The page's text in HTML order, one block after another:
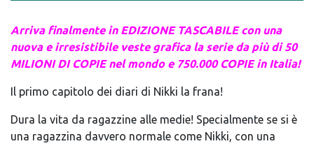
Arriva finalmente in EDIZIONE TASCABILE con una
nuova e irresistibile veste grafica la serie da più di 50
MILIONI DI COPIE nel mondo e 750.000 COPIE in Italia!
Il primo capitolo dei diari di Nikki la frana!
Dura la vita da ragazzine alle medie! Specialmente se si è
una ragazzina davvero normale come Nikki, con una